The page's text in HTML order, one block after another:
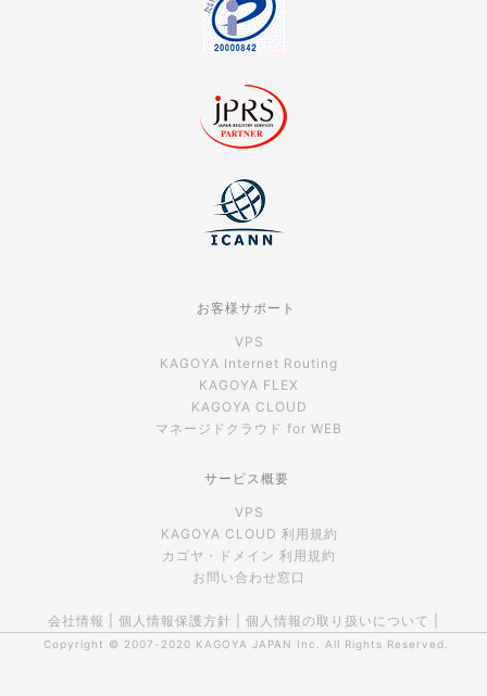
お客様サポート
VPS
KAGOYA Internet Routing
KAGOYA FLEX
KAGOYA CLOUD
マネージドクラウド for WEB
サービス概要
VPS
KAGOYA CLOUD 利用規約
カゴヤ・ドメイン 利用規約
お問い合わせ窓口
会社情報 個人情報保護方針 個人情報の取り扱いについて
Copyright © 2007-2020 KAGOYA JAPAN Inc. All Rights Reserved.